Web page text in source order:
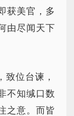
获美官，多
由尽闻天下
致位台谏，
不知缄口数
之意。而皆